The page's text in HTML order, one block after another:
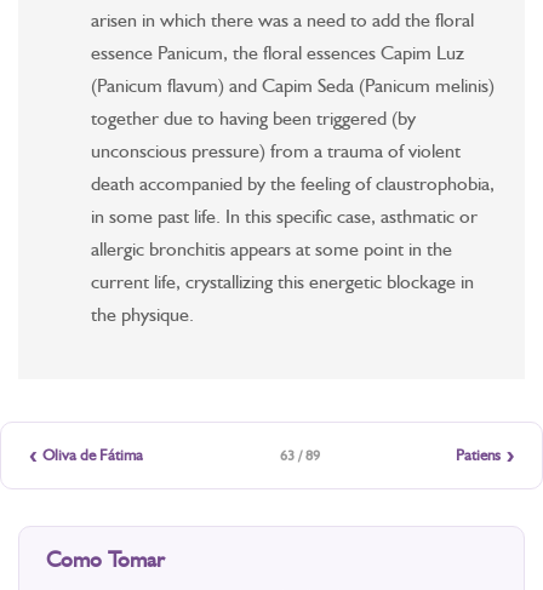
arisen in which there was a need to add the floral
essence Panicum, the floral essences Capim Luz
(Panicum flavum) and Capim Seda (Panicum melinis)
together due to having been triggered (by
unconscious pressure) from a trauma of violent
death accompanied by the feeling of claustrophobia,
in some past life. In this specific case, asthmatic or
allergic bronchitis appears at some point in the
current life, crystallizing this energetic blockage in
the physique.
‹ Oliva de Fátima 63 / 89 Patiens ›
Como Tomar